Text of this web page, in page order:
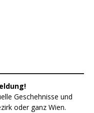
Geschehnisse und
oder ganz Wien.